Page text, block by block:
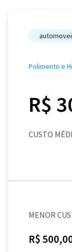
Polimento e
R$
CUSTO
MENOR
R$